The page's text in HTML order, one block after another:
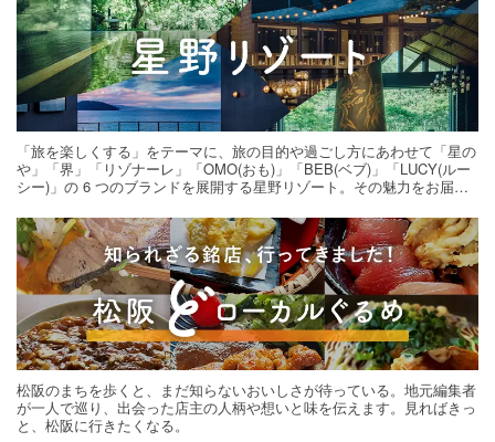
「旅を楽しくする」をテーマに、旅の目的や過ごし方にあわせて「星の
や」「界」「リゾナーレ」「OMO(おも)」「BEB(ベブ)」「LUCY(ルー
シー)」の 6 つのブランドを展開する星野リゾート。その魅力をお届け
松阪のまちを歩くと、まだ知らないおいしさが待っている。地元編集者
が一人で巡り、出会った店主の人柄や想いと味を伝えます。見ればきっ
と、松阪に行きたくなる。